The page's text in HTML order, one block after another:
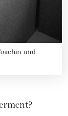
und